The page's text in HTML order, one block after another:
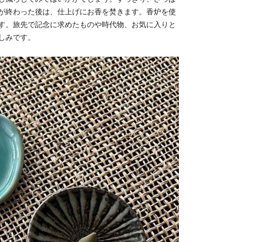
終わった後は、仕上げにお香を焚きます。香炉を使
旅先で記念に求めたものや時代物、お気に入りと
です。